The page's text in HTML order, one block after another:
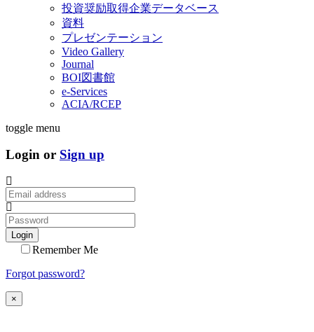
投資奨励取得企業データベース
資料
プレゼンテーション
Video Gallery
Journal
BOI図書館
e-Services
ACIA/RCEP
toggle menu
Login or Sign up
Login
Remember Me
Forgot password?
×